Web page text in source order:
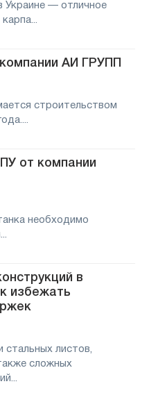
Украине — отличное
АИ ГРУПП
строительством
от компании
необходимо
в
избежать
стальных листов,
сложных